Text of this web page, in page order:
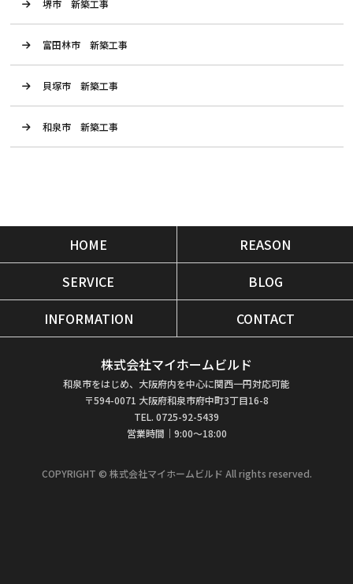
堺市 新築工事
富田林市 新築工事
貝塚市 新築工事
和泉市 新築工事
HOME
REASON
SERVICE
BLOG
INFORMATION
CONTACT
株式会社マイホームビルド
和泉市をはじめ、大阪府内を中心に関西一円対応可能
〒594-0071 大阪府和泉市府中町3丁目16-8
TEL. 0725-92-5439
営業時間｜9:00～18:00
COPYRIGHT © 株式会社マイホームビルド All rights reserved.